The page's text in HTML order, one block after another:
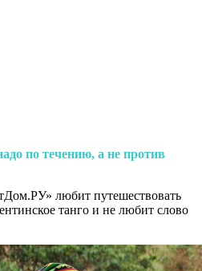
по течению, а не против
любит путешествовать
танго и не любит слово